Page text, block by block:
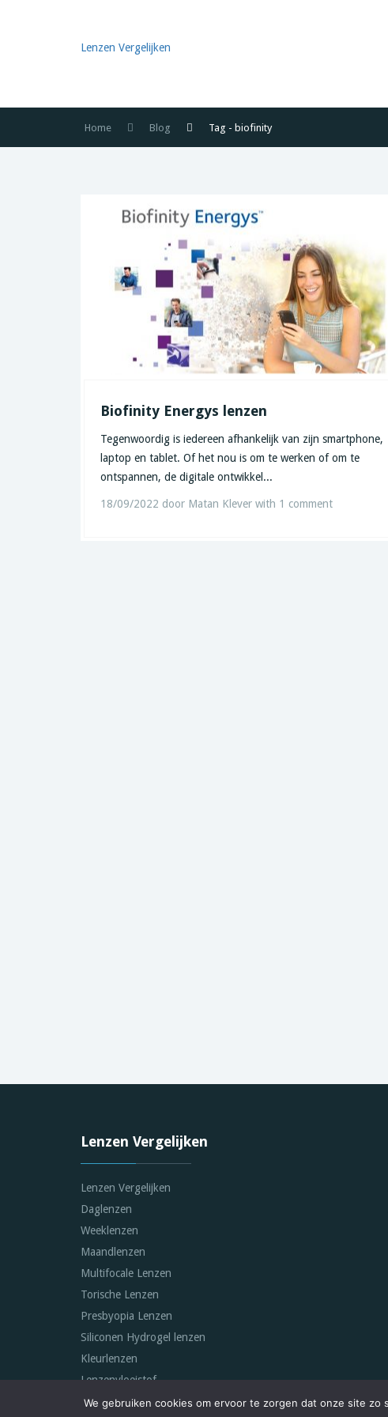
Lenzen Vergelijken
Home Blog Tag - biofinity
Biofinity Energys lenzen
Tegenwoordig is iedereen afhankelijk van zijn smartphone,
laptop en tablet. Of het nou is om te werken of om te
ontspannen, de digitale ontwikkel...
18/09/2022 door Matan Klever with 1 comment
Lenzen Vergelijken
Lenzen Vergelijken
Daglenzen
Weeklenzen
Maandlenzen
Multifocale Lenzen
Torische Lenzen
Presbyopia Lenzen
Siliconen Hydrogel lenzen
Kleurlenzen
Lenzenvloeistof
We gebruiken cookies om ervoor te zorgen dat onze site